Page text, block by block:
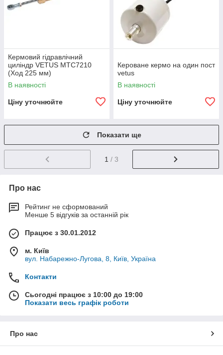
Кермовий гідравлічний
циліндр VETUS MTC7210
(Ход 225 мм)
В наявності
Ціну уточнюйте
Кероване кермо на один пост
vetus
В наявності
Ціну уточнюйте
Показати ще
1 / 3
Про нас
Рейтинг не сформований
Менше 5 відгуків за останній рік
Працює з 30.01.2012
м. Київ
вул. Набарежно-Лугова, 8, Київ, Україна
Контакти
Сьогодні працює з 10:00 до 19:00
Показати весь графік роботи
Про нас